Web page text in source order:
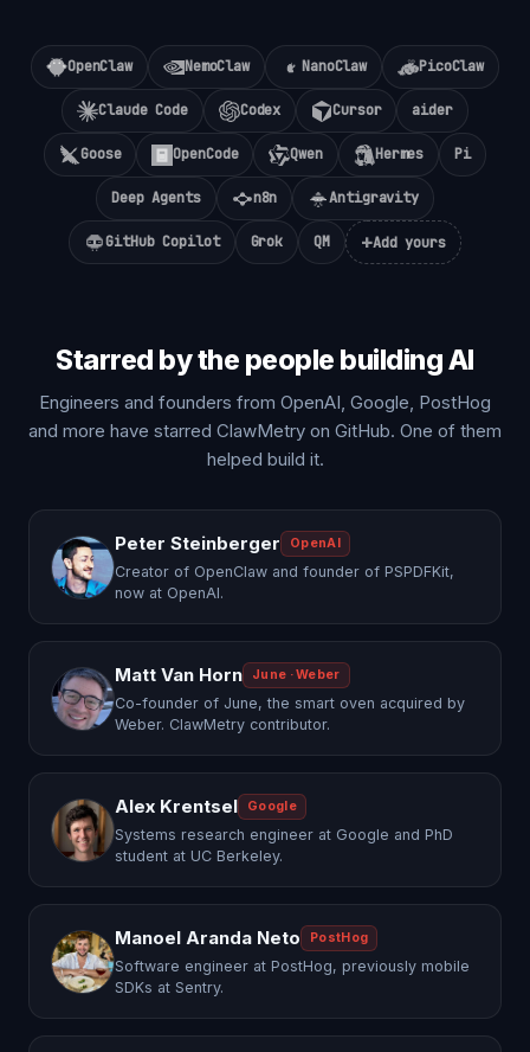
OpenClaw NemoClaw NanoClaw PicoClaw
Claude Code Codex Cursor aider
Goose OpenCode Qwen Hermes Pi
Deep Agents n8n Antigravity
GitHub Copilot Grok QM +Add yours
Starred by the people building AI
Engineers and founders from OpenAI, Google, PostHog
and more have starred ClawMetry on GitHub. One of them
helped build it.
Peter Steinberger OpenAI
Creator of OpenClaw and founder of PSPDFKit,
now at OpenAI.
Matt Van Horn June · Weber
Co-founder of June, the smart oven acquired by
Weber. ClawMetry contributor.
Alex Krentsel Google
Systems research engineer at Google and PhD
student at UC Berkeley.
Manoel Aranda Neto PostHog
Software engineer at PostHog, previously mobile
SDKs at Sentry.